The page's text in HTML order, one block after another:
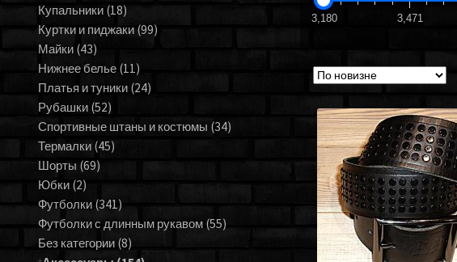
3,180 3,471
Купальники (18)
Куртки и пиджаки (99)
Майки (43)
Нижнее белье (11)
Платья и туники (24)
Рубашки (52)
Спортивные штаны и костюмы (34)
Термалки (45)
Шорты (69)
Юбки (2)
Футболки (341)
Футболки с длинным рукавом (55)
Без категории (8)